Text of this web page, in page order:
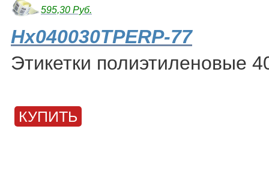
595,30 Руб.
Hx040030TPERP-77
Этикетки полиэтиленовые
КУПИТЬ